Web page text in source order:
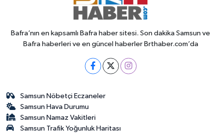
Bafra’nın en kapsamlı Bafra haber sitesi. Son dakika Samsun ve
Bafra haberleri ve en güncel haberler Brthaber.com’da
Samsun Nöbetçi Eczaneler
Samsun Hava Durumu
Samsun Namaz Vakitleri
Samsun Trafik Yoğunluk Haritası